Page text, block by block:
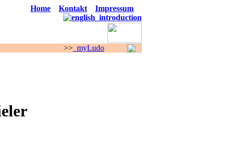
Home Kontakt Impressum
myLudo